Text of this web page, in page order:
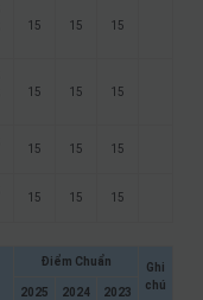
15 15 15
15 15 15
15 15 15
15 15 15
Điểm Chuẩn
Ghi
chú
2025 2024 2023